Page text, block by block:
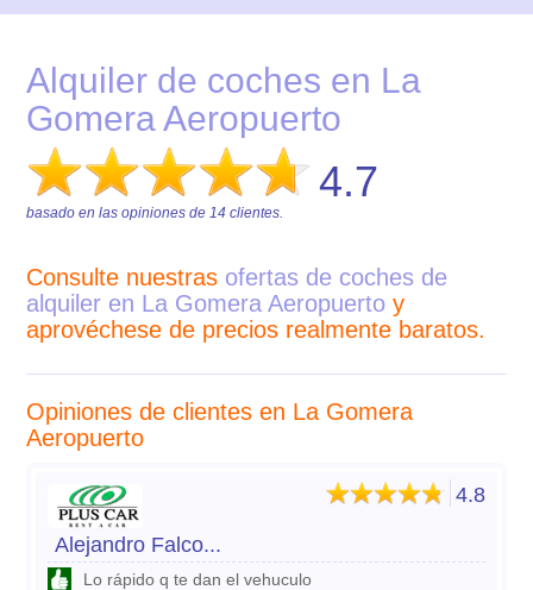
Alquiler de coches en La
Gomera Aeropuerto
4.7
basado en las opiniones de14 clientes.
Consulte nuestras ofertas de coches de
alquiler en La Gomera Aeropuerto y
aprovéchese de precios realmente baratos.
Opiniones de clientes en La Gomera
Aeropuerto
Alejandro Falco...
Lo rápido q te dan el vehuculo
4.8